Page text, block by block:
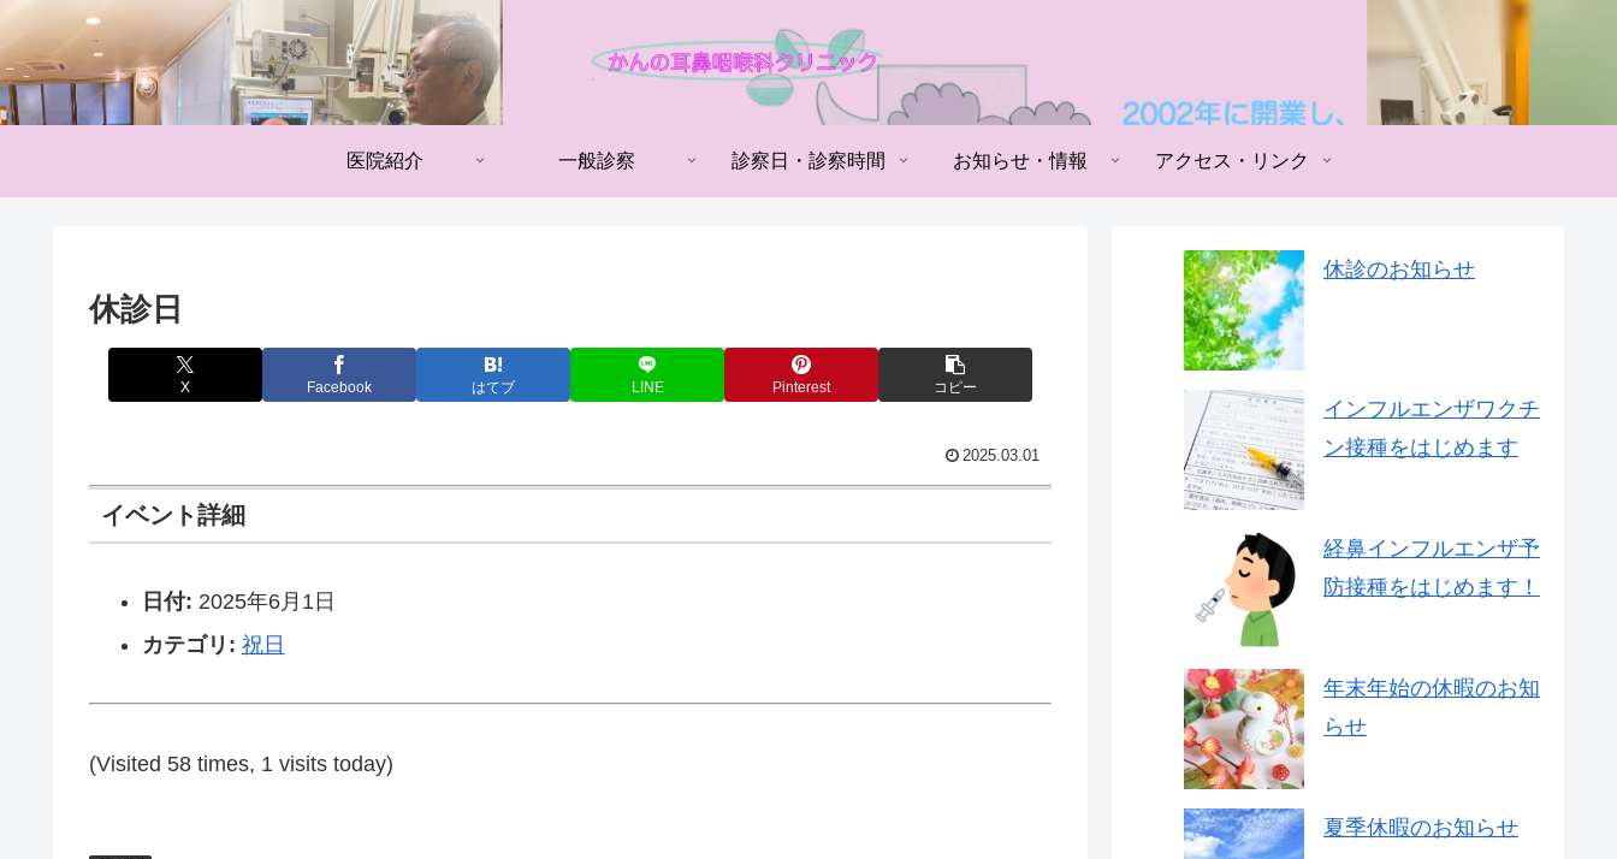
医院紹介 一般診察 診察日・診察時間 お知らせ・情報 アクセス・リンク
休診日
X Facebook はてブ LINE Pinterest コピー
2025.03.01
イベント詳細
日付: 2025年6月1日
カテゴリ: 祝日
(Visited 58 times, 1 visits today)
休診のお知らせ
インフルエンザワクチ
ン接種をはじめます
経鼻インフルエンザ予
防接種をはじめます！
年末年始の休暇のお知
らせ
夏季休暇のお知らせ